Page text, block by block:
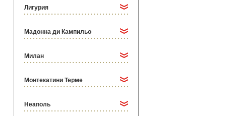
Лигурия
Мадонна ди Кампильо
Милан
Монтекатини Терме
Неаполь